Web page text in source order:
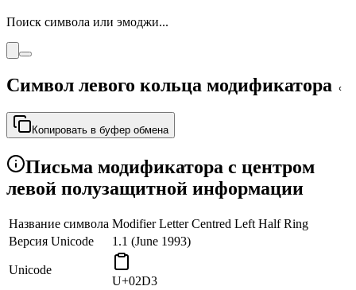
Поиск символа или эмоджи...
Символ левого кольца модификатора ˓
Копировать в буфер обмена
Письма модификатора с центром
левой полузащитной информации
Название символа Modifier Letter Centred Left Half Ring
Версия Unicode
1.1 (June 1993)
Unicode
U+02D3